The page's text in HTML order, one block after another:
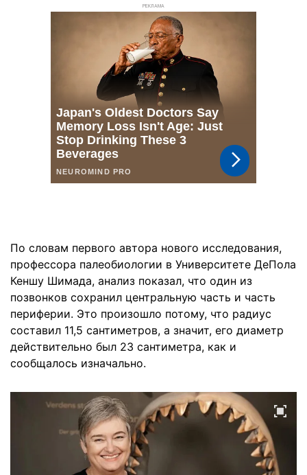
РЕКЛАМА
По словам первого автора нового исследования,
профессора палеобиологии в Университете ДеПола
Кеншу Шимада, анализ показал, что один из
позвонков сохранил центральную часть и часть
периферии. Это произошло потому, что радиус
составил 11,5 сантиметров, а значит, его диаметр
действительно был 23 сантиметра, как и
сообщалось изначально.